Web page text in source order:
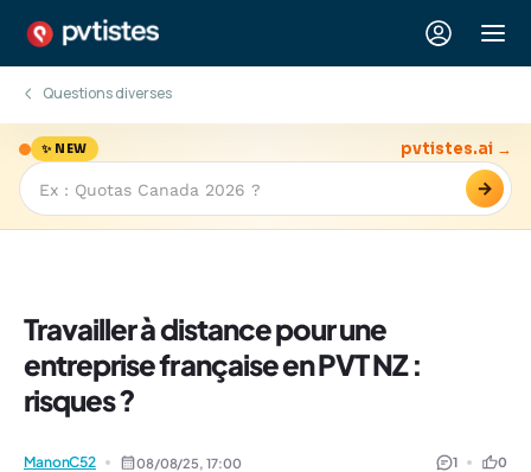
Questions diverses
✨ NEW
→
pvtistes.ai →
Travailler à distance pour une
entreprise française en PVT NZ :
risques ?
ManonC52 08/08/25, 17:00 1 0